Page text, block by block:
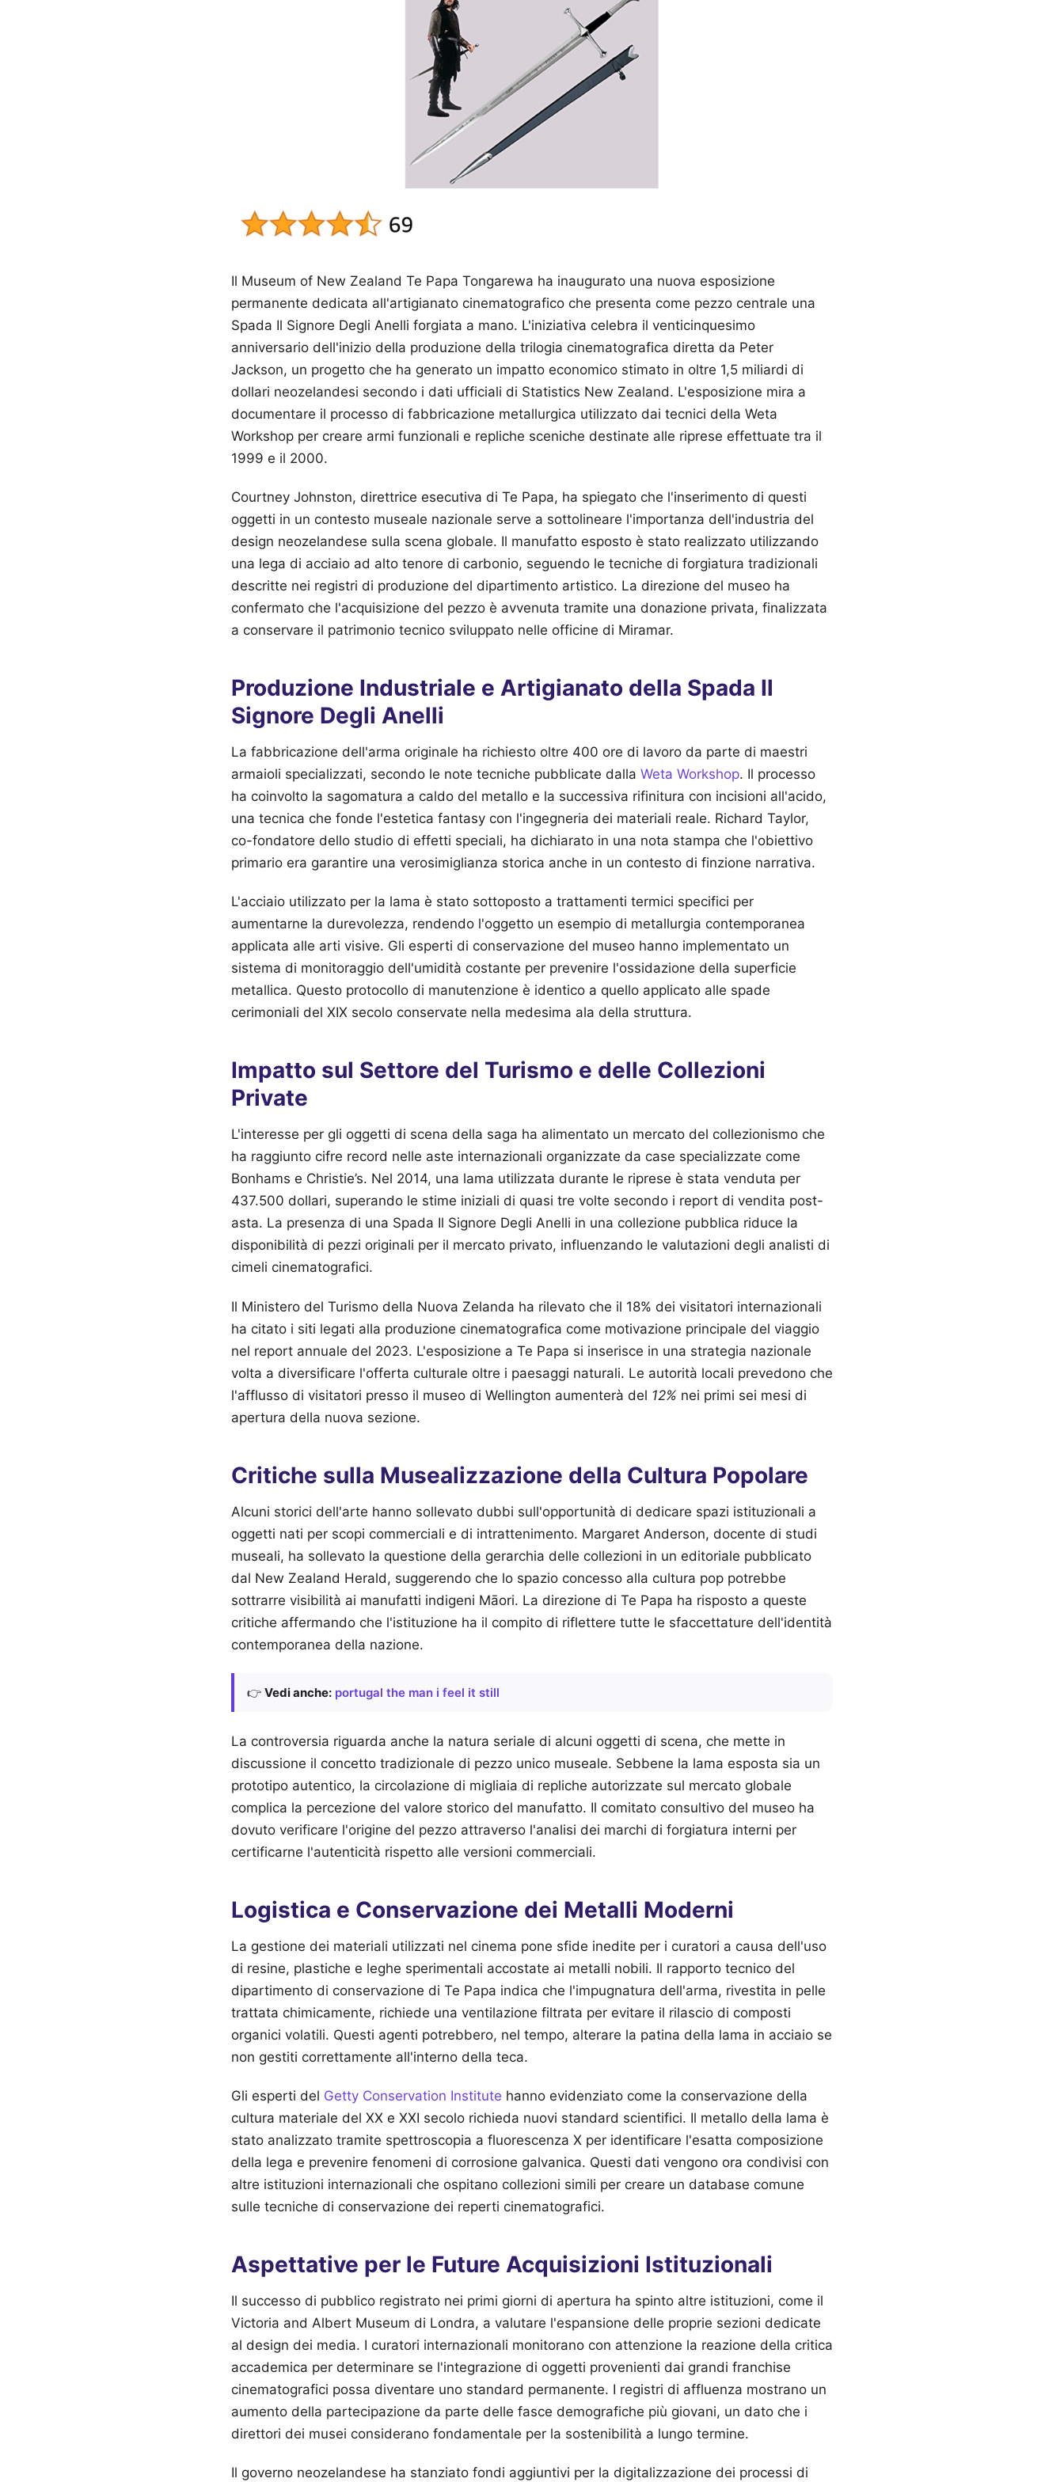
Il Museum of New Zealand Te Papa Tongarewa ha inaugurato una nuova esposizione
permanente dedicata all'artigianato cinematografico che presenta come pezzo centrale una
Spada Il Signore Degli Anelli forgiata a mano. L'iniziativa celebra il venticinquesimo
anniversario dell'inizio della produzione della trilogia cinematografica diretta da Peter
Jackson, un progetto che ha generato un impatto economico stimato in oltre 1,5 miliardi di
dollari neozelandesi secondo i dati ufficiali di Statistics New Zealand. L'esposizione mira a
documentare il processo di fabbricazione metallurgica utilizzato dai tecnici della Weta
Workshop per creare armi funzionali e repliche sceniche destinate alle riprese effettuate tra il
1999 e il 2000.
Courtney Johnston, direttrice esecutiva di Te Papa, ha spiegato che l'inserimento di questi
oggetti in un contesto museale nazionale serve a sottolineare l'importanza dell'industria del
design neozelandese sulla scena globale. Il manufatto esposto è stato realizzato utilizzando
una lega di acciaio ad alto tenore di carbonio, seguendo le tecniche di forgiatura tradizionali
descritte nei registri di produzione del dipartimento artistico. La direzione del museo ha
confermato che l'acquisizione del pezzo è avvenuta tramite una donazione privata, finalizzata
a conservare il patrimonio tecnico sviluppato nelle officine di Miramar.
Produzione Industriale e Artigianato della Spada Il
Signore Degli Anelli
La fabbricazione dell'arma originale ha richiesto oltre 400 ore di lavoro da parte di maestri
armaioli specializzati, secondo le note tecniche pubblicate dalla Weta Workshop. Il processo
ha coinvolto la sagomatura a caldo del metallo e la successiva rifinitura con incisioni all'acido,
una tecnica che fonde l'estetica fantasy con l'ingegneria dei materiali reale. Richard Taylor,
co-fondatore dello studio di effetti speciali, ha dichiarato in una nota stampa che l'obiettivo
primario era garantire una verosimiglianza storica anche in un contesto di finzione narrativa.
L'acciaio utilizzato per la lama è stato sottoposto a trattamenti termici specifici per
aumentarne la durevolezza, rendendo l'oggetto un esempio di metallurgia contemporanea
applicata alle arti visive. Gli esperti di conservazione del museo hanno implementato un
sistema di monitoraggio dell'umidità costante per prevenire l'ossidazione della superficie
metallica. Questo protocollo di manutenzione è identico a quello applicato alle spade
cerimoniali del XIX secolo conservate nella medesima ala della struttura.
Impatto sul Settore del Turismo e delle Collezioni
Private
L'interesse per gli oggetti di scena della saga ha alimentato un mercato del collezionismo che
ha raggiunto cifre record nelle aste internazionali organizzate da case specializzate come
Bonhams e Christie’s. Nel 2014, una lama utilizzata durante le riprese è stata venduta per
437.500 dollari, superando le stime iniziali di quasi tre volte secondo i report di vendita post-
asta. La presenza di una Spada Il Signore Degli Anelli in una collezione pubblica riduce la
disponibilità di pezzi originali per il mercato privato, influenzando le valutazioni degli analisti di
cimeli cinematografici.
Il Ministero del Turismo della Nuova Zelanda ha rilevato che il 18% dei visitatori internazionali
ha citato i siti legati alla produzione cinematografica come motivazione principale del viaggio
nel report annuale del 2023. L'esposizione a Te Papa si inserisce in una strategia nazionale
volta a diversificare l'offerta culturale oltre i paesaggi naturali. Le autorità locali prevedono che
l'afflusso di visitatori presso il museo di Wellington aumenterà del 12% nei primi sei mesi di
apertura della nuova sezione.
Critiche sulla Musealizzazione della Cultura Popolare
Alcuni storici dell'arte hanno sollevato dubbi sull'opportunità di dedicare spazi istituzionali a
oggetti nati per scopi commerciali e di intrattenimento. Margaret Anderson, docente di studi
museali, ha sollevato la questione della gerarchia delle collezioni in un editoriale pubblicato
dal New Zealand Herald, suggerendo che lo spazio concesso alla cultura pop potrebbe
sottrarre visibilità ai manufatti indigeni Māori. La direzione di Te Papa ha risposto a queste
critiche affermando che l'istituzione ha il compito di riflettere tutte le sfaccettature dell'identità
contemporanea della nazione.
👉 Vedi anche: portugal the man i feel it still
La controversia riguarda anche la natura seriale di alcuni oggetti di scena, che mette in
discussione il concetto tradizionale di pezzo unico museale. Sebbene la lama esposta sia un
prototipo autentico, la circolazione di migliaia di repliche autorizzate sul mercato globale
complica la percezione del valore storico del manufatto. Il comitato consultivo del museo ha
dovuto verificare l'origine del pezzo attraverso l'analisi dei marchi di forgiatura interni per
certificarne l'autenticità rispetto alle versioni commerciali.
Logistica e Conservazione dei Metalli Moderni
La gestione dei materiali utilizzati nel cinema pone sfide inedite per i curatori a causa dell'uso
di resine, plastiche e leghe sperimentali accostate ai metalli nobili. Il rapporto tecnico del
dipartimento di conservazione di Te Papa indica che l'impugnatura dell'arma, rivestita in pelle
trattata chimicamente, richiede una ventilazione filtrata per evitare il rilascio di composti
organici volatili. Questi agenti potrebbero, nel tempo, alterare la patina della lama in acciaio se
non gestiti correttamente all'interno della teca.
Gli esperti del Getty Conservation Institute hanno evidenziato come la conservazione della
cultura materiale del XX e XXI secolo richieda nuovi standard scientifici. Il metallo della lama è
stato analizzato tramite spettroscopia a fluorescenza X per identificare l'esatta composizione
della lega e prevenire fenomeni di corrosione galvanica. Questi dati vengono ora condivisi con
altre istituzioni internazionali che ospitano collezioni simili per creare un database comune
sulle tecniche di conservazione dei reperti cinematografici.
Aspettative per le Future Acquisizioni Istituzionali
Il successo di pubblico registrato nei primi giorni di apertura ha spinto altre istituzioni, come il
Victoria and Albert Museum di Londra, a valutare l'espansione delle proprie sezioni dedicate
al design dei media. I curatori internazionali monitorano con attenzione la reazione della critica
accademica per determinare se l'integrazione di oggetti provenienti dai grandi franchise
cinematografici possa diventare uno standard permanente. I registri di affluenza mostrano un
aumento della partecipazione da parte delle fasce demografiche più giovani, un dato che i
direttori dei musei considerano fondamentale per la sostenibilità a lungo termine.
Il governo neozelandese ha stanziato fondi aggiuntivi per la digitalizzazione dei processi di